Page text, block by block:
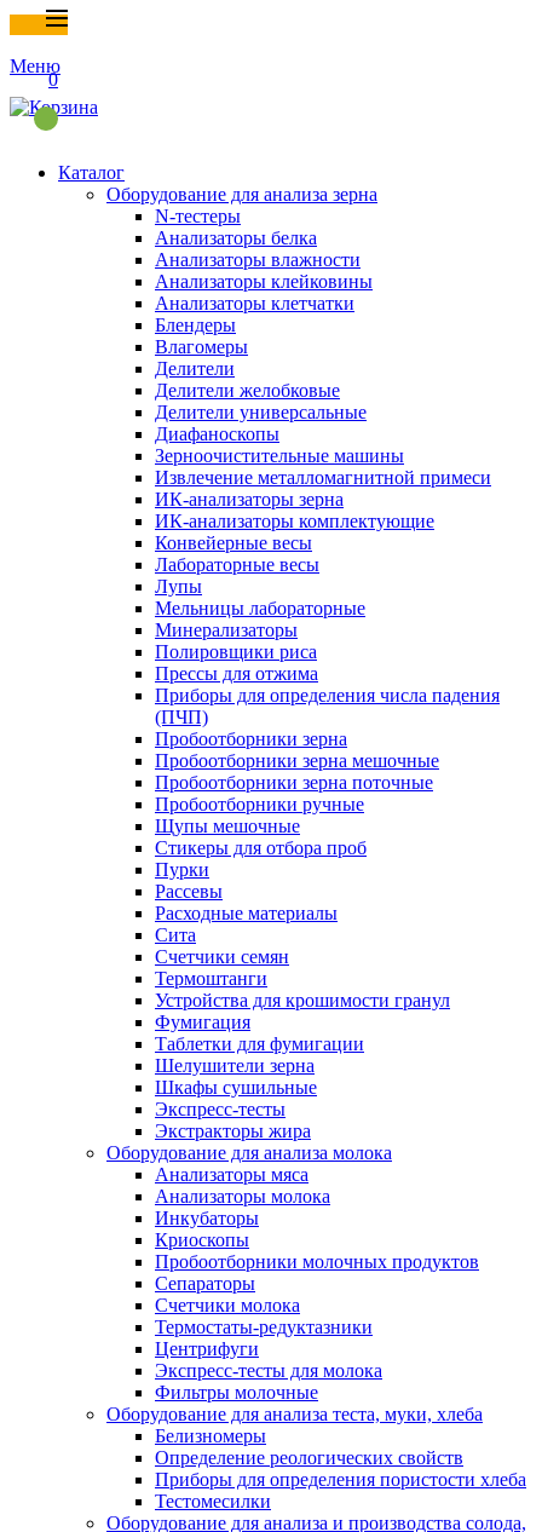
Меню
0
Каталог
Оборудование для анализа зерна
N-тестеры
Анализаторы белка
Анализаторы влажности
Анализаторы клейковины
Анализаторы клетчатки
Блендеры
Влагомеры
Делители
Делители желобковые
Делители универсальные
Диафаноскопы
Зерноочистительные машины
Извлечение металломагнитной примеси
ИК-анализаторы зерна
ИК-анализаторы комплектующие
Конвейерные весы
Лабораторные весы
Лупы
Мельницы лабораторные
Минерализаторы
Полировщики риса
Прессы для отжима
Приборы для определения числа падения
(ПЧП)
Пробоотборники зерна
Пробоотборники зерна мешочные
Пробоотборники зерна поточные
Пробоотборники ручные
Щупы мешочные
Стикеры для отбора проб
Пурки
Рассевы
Расходные материалы
Сита
Счетчики семян
Термоштанги
Устройства для крошимости гранул
Фумигация
Таблетки для фумигации
Шелушители зерна
Шкафы сушильные
Экспресс-тесты
Экстракторы жира
Оборудование для анализа молока
Анализаторы мяса
Анализаторы молока
Инкубаторы
Криоскопы
Пробоотборники молочных продуктов
Сепараторы
Счетчики молока
Термостаты-редуктазники
Центрифуги
Экспресс-тесты для молока
Фильтры молочные
Оборудование для анализа теста, муки, хлеба
Белизномеры
Определение реологических свойств
Приборы для определения пористости хлеба
Тестомесилки
Оборудование для анализа и производства солода,